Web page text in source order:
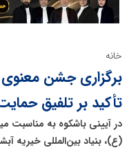
خانه
برگزاری جشن معنوی
تأکید بر تلفیق
در آیینی باشکوه به مناسبت
(ع)، بنیاد بین‌المللی خیریه